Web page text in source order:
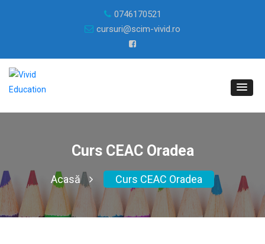
0746170521
cursuri@scim-vivid.ro
Curs CEAC Oradea
Acasă Curs CEAC Oradea